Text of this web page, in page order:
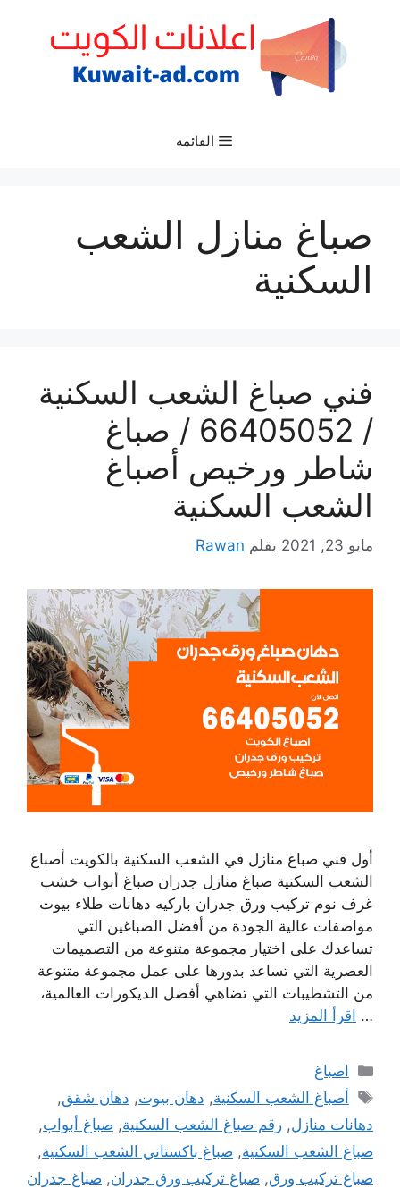
القائمة
صباغ منازل الشعب
السكنية
فني صباغ الشعب السكنية
/ 66405052 / صباغ
شاطر ورخيص أصباغ
الشعب السكنية
مايو 23, 2021 بقلم Rawan
أول فني صباغ منازل في الشعب السكنية بالكويت أصباغ
الشعب السكنية صباغ منازل جدران صباغ أبواب خشب
غرف نوم تركيب ورق جدران باركيه دهانات طلاء بيوت
مواصفات عالية الجودة من أفضل الصباغين التي
تساعدك على اختيار مجموعة متنوعة من التصميمات
العصرية التي تساعد بدورها على عمل مجموعة متنوعة
من التشطيبات التي تضاهي أفضل الديكورات العالمية،
… اقرأ المزيد
التصنيفات
اصباغ
الوسوم
أصباغ الشعب السكنية, دهان بيوت, دهان شقق,
دهانات منازل, رقم صباغ الشعب السكنية, صباغ أبواب,
صباغ الشعب السكنية, صباغ باكستاني الشعب السكنية,
صباغ تركيب ورق, صباغ تركيب ورق جدران, صباغ جدران